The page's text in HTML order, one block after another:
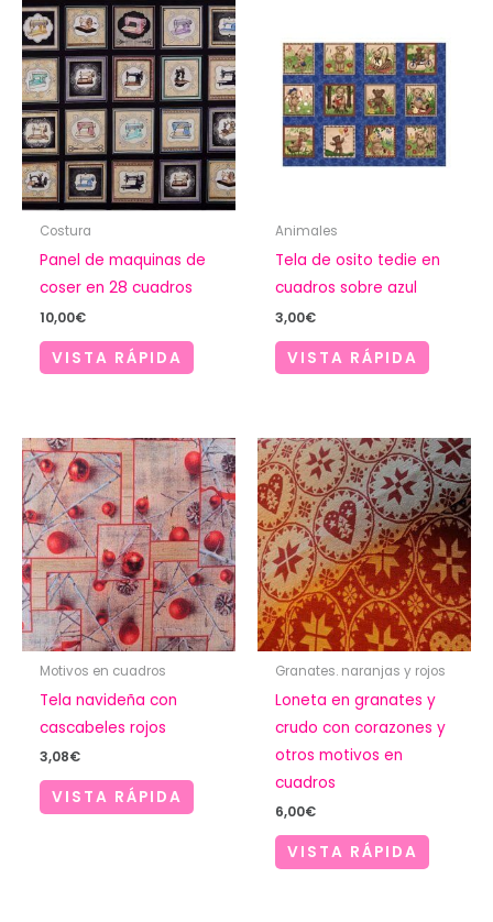
Costura
Panel de maquinas de
coser en 28 cuadros
10,00€
VISTA RÁPIDA
Animales
Tela de osito tedie en
cuadros sobre azul
3,00€
VISTA RÁPIDA
Motivos en cuadros
Tela navideña con
cascabeles rojos
3,08€
VISTA RÁPIDA
Granates. naranjas y rojos
Loneta en granates y
crudo con corazones y
otros motivos en
cuadros
6,00€
VISTA RÁPIDA